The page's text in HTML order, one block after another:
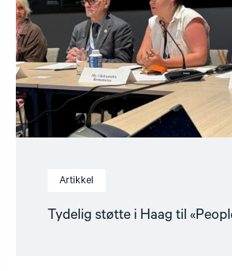
Artikkel
Tydelig støtte i Haag til
First»"